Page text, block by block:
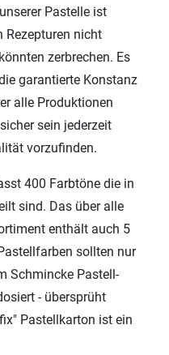
Pastelle ist
Rezepturen nicht
zerbrechen. Es
garantierte Konstanz
alle Produktionen
sein jederzeit
vorzufinden.
400 Farbtöne die in
sind. Das über alle
enthält auch 5
sollten nur
Schmincke Pastell-
- übersprüht
Pastellkarton ist ein